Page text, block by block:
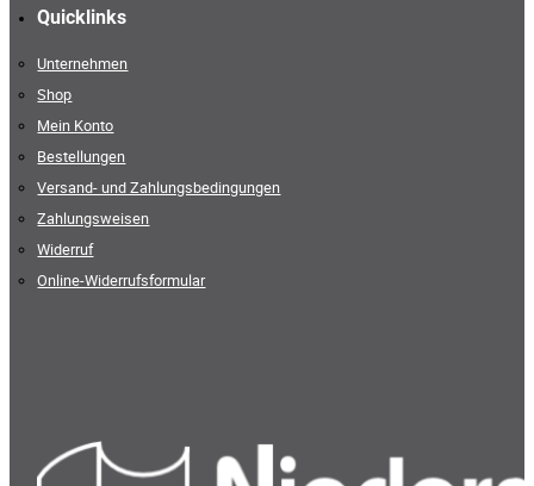
Quicklinks
Unternehmen
Shop
Mein Konto
Bestellungen
Versand- und Zahlungsbedingungen
Zahlungsweisen
Widerruf
Online-Widerrufsformular